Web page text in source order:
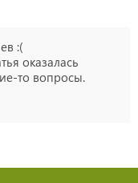
:(
оказалась
то вопросы.